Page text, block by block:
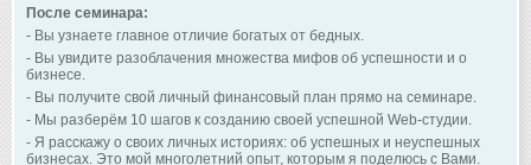
После семинара:
- Вы узнаете главное отличие богатых от бедных.
- Вы увидите разоблачения множества мифов об успешности и о
бизнесе.
- Вы получите свой личный финансовый план прямо на семинаре.
- Мы разберём 10 шагов к созданию своей успешной Web-студии.
- Я расскажу о своих личных историях: об успешных и неуспешных
бизнесах. Это мой многолетний опыт, которым я поделюсь с Вами.